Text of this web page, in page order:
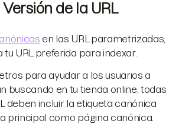
de la URL
en las URL parametrizadas,
URL preferida para indexar.
para ayudar a los usuarios a
buscando en tu tienda online, todas
deben incluir la etiqueta canónica
principal como página canónica.